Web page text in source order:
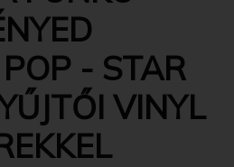
- STAR
VINYL